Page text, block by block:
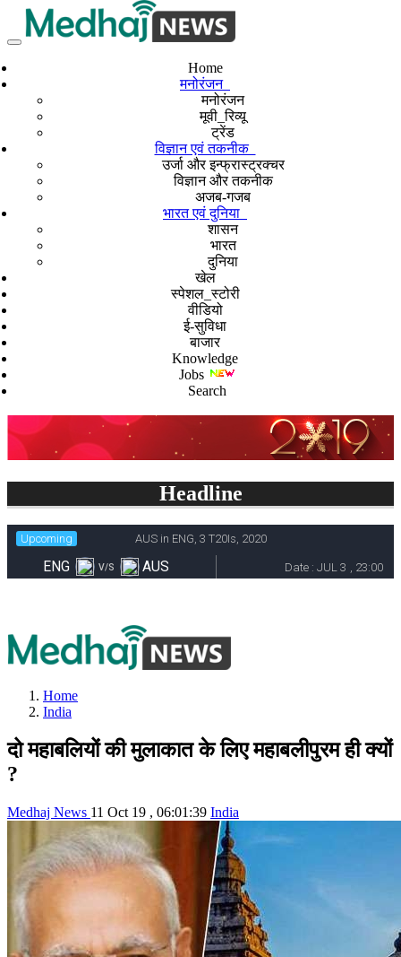
Home
मनोरंजन
मनोरंजन
मूवी_रिव्यू
ट्रेंड
विज्ञान एवं तकनीक
उर्जा और इन्फ्रास्ट्रक्चर
विज्ञान और तकनीक
अजब-गजब
भारत एवं दुनिया
शासन
भारत
दुनिया
खेल
स्पेशल_स्टोरी
वीडियो
ई-सुविधा
बाजार
Knowledge
Jobs
Search
Headline
Home
India
दो महाबलियों की मुलाकात के लिए महाबलीपुरम ही क्यों
?
Medhaj News 11 Oct 19 , 06:01:39 India